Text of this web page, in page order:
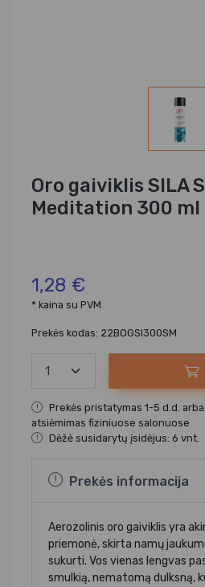
Oro gaiviklis SILA
Meditation 300 ml
1,28 €
* kaina su PVM
Prekės kodas: 22BOGSI300SM
Prekės pristatymas 1-5 d.d. arba
atsiėmimas fiziniuose salonuose
Dėžė susidarytų įsidėjus: 6 vnt.
Prekės informacija
Aerozolinis oro gaiviklis yra
priemonė, skirta namų
sukurti. Vos vienas lengvas
smulkią, nematomą dulksną,